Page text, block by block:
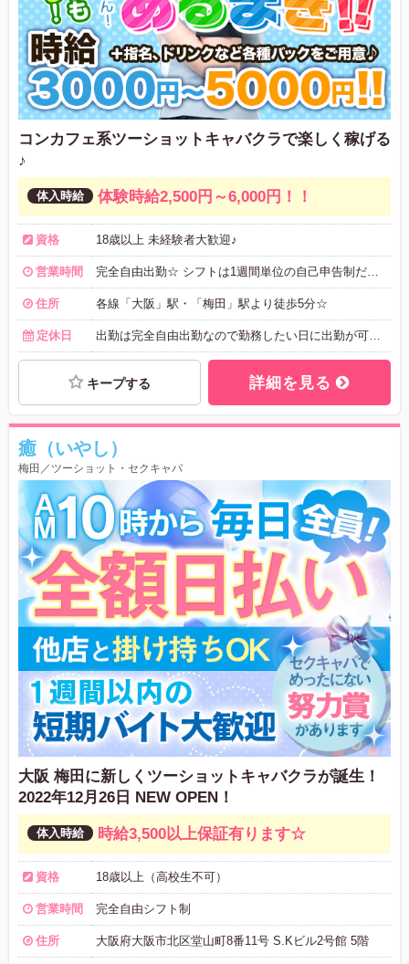
コンカフェ系ツーショットキャバクラで楽しく稼げる
♪
体験時給2,500円～6,000円！！
資格 18歳以上 未経験者大歓迎♪
営業時間 完全自由出勤☆ シフトは1週間単位の自己申告制だから 空いた時間にあなたのペースで働けます♪
住所 各線「大阪」駅・「梅田」駅より徒歩5分☆
定休日 出勤は完全自由出勤なので勤務したい日に出勤が可能です♪
キープする 詳細を見る
癒（いやし）
梅田／ツーショット・セクキャバ
大阪 梅田に新しくツーショットキャバクラが誕生！
2022年12月26日 NEW OPEN！
時給3,500以上保証有ります☆
資格 18歳以上（高校生不可）
営業時間 完全自由シフト制
住所 大阪府大阪市北区堂山町8番11号 S.Kビル2号館 5階